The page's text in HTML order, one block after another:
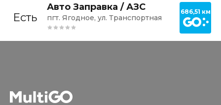
Есть
Авто Заправка / АЗС
пгт. Ягодное, ул. Транспортная
686,51 км